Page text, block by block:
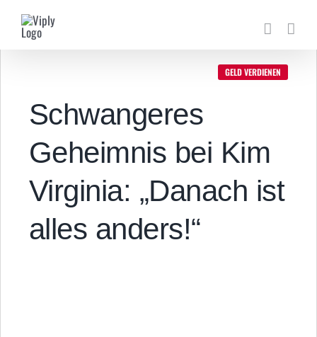
Inhalt
springen
GELD VERDIENEN
Schwangeres
Geheimnis bei Kim
Virginia: „Danach ist
alles anders!“